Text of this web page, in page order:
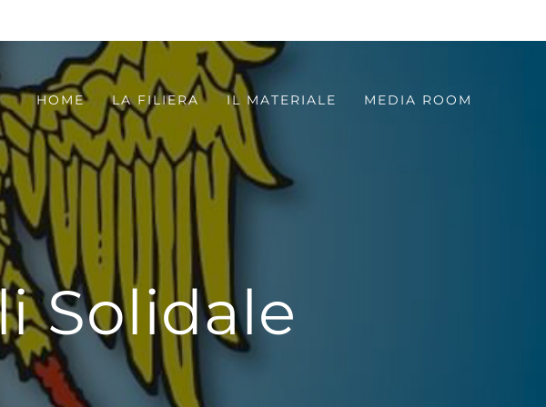
HOME LA FILIERA IL MATERIALE MEDIA ROOM
Solidale